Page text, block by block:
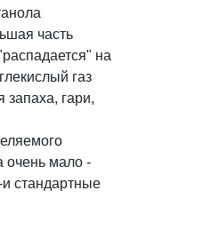
часть
на
газ
запаха, гари,
очень мало -
стандартные